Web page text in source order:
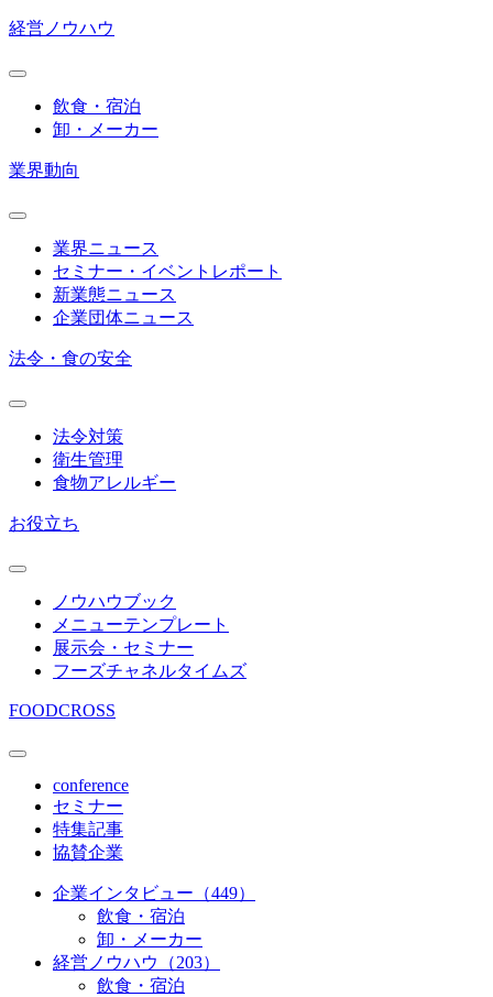
経営ノウハウ
飲食・宿泊
卸・メーカー
業界動向
業界ニュース
セミナー・イベントレポート
新業態ニュース
企業団体ニュース
法令・食の安全
法令対策
衛生管理
食物アレルギー
お役立ち
ノウハウブック
メニューテンプレート
展示会・セミナー
フーズチャネルタイムズ
FOODCROSS
conference
セミナー
特集記事
協賛企業
企業インタビュー（449）
飲食・宿泊
卸・メーカー
経営ノウハウ（203）
飲食・宿泊